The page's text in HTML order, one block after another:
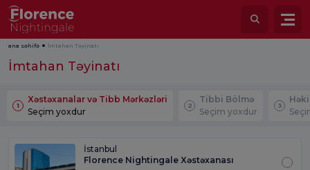
ana səhifə İmtahan Təyinatı
İmtahan Təyinatı
1
Xəstəxanalar və Tibb Mərkəzləri
Seçim yoxdur
2
Tibbi Bölmə
Seçim yoxdur
3
İstanbul
Florence Nightingale Xəstəxanası